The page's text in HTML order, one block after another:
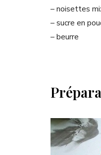
– noisettes
– sucre en
– beurre